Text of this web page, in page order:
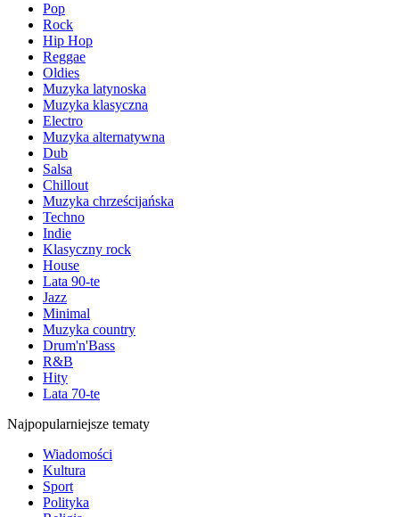
Pop
Rock
Hip Hop
Reggae
Oldies
Muzyka latynoska
Muzyka klasyczna
Electro
Muzyka alternatywna
Dub
Salsa
Chillout
Muzyka chrześcijańska
Techno
Indie
Klasyczny rock
House
Lata 90-te
Jazz
Minimal
Muzyka country
Drum'n'Bass
R&B
Hity
Lata 70-te
Najpopularniejsze tematy
Wiadomości
Kultura
Sport
Polityka